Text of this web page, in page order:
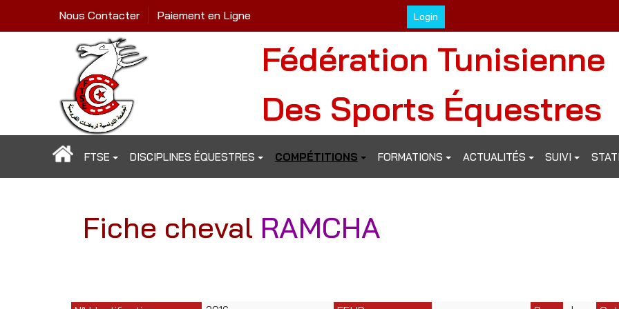
Login
Nous Contacter Paiement en Ligne
Fédération Tunisienne
Des Sports Équestres
FTSE DISCIPLINES ÉQUESTRES COMPÉTITIONS FORMATIONS ACTUALITÉS SUIVI
Fiche cheval RAMCHA